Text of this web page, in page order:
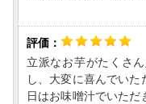
立派なお芋がたくさ
し、大変に喜んでい
日はお味噌汁でいた